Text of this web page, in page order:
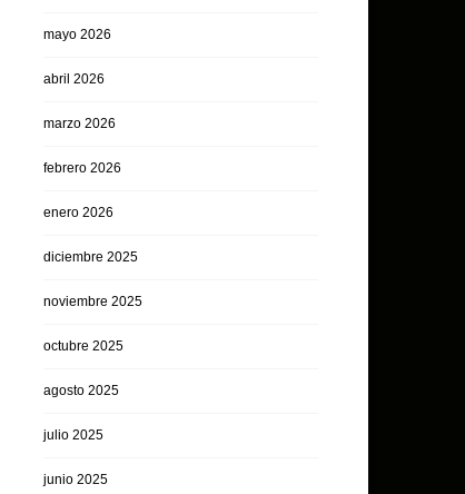
mayo 2026
abril 2026
marzo 2026
febrero 2026
enero 2026
diciembre 2025
noviembre 2025
octubre 2025
agosto 2025
julio 2025
junio 2025